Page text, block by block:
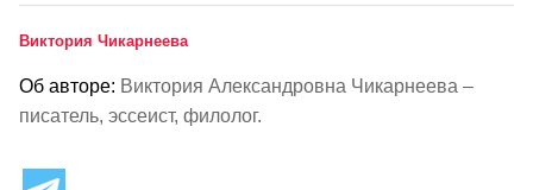
Виктория Чикарнеева
Об авторе: Виктория Александровна Чикарнеева –
писатель, эссеист, филолог.